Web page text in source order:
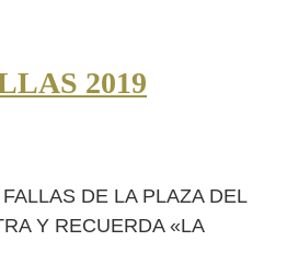
2019
DE LA PLAZA DEL
Y RECUERDA «LA